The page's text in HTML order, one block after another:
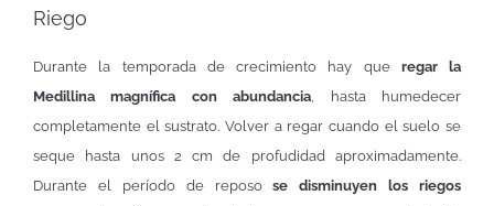
Riego
Durante la temporada de crecimiento hay que regar la
Medillina magnífica con abundancia, hasta humedecer
completamente el sustrato. Volver a regar cuando el suelo se
seque hasta unos 2 cm de profudidad aproximadamente.
Durante el período de reposose disminuyen los riegos